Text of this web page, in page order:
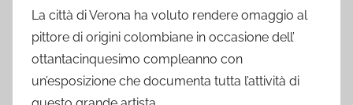
La città di Verona ha voluto rendere omaggio al
pittore di origini colombiane in occasione dell’
ottantacinquesimo compleanno con
un’esposizione che documenta tutta l’attività di